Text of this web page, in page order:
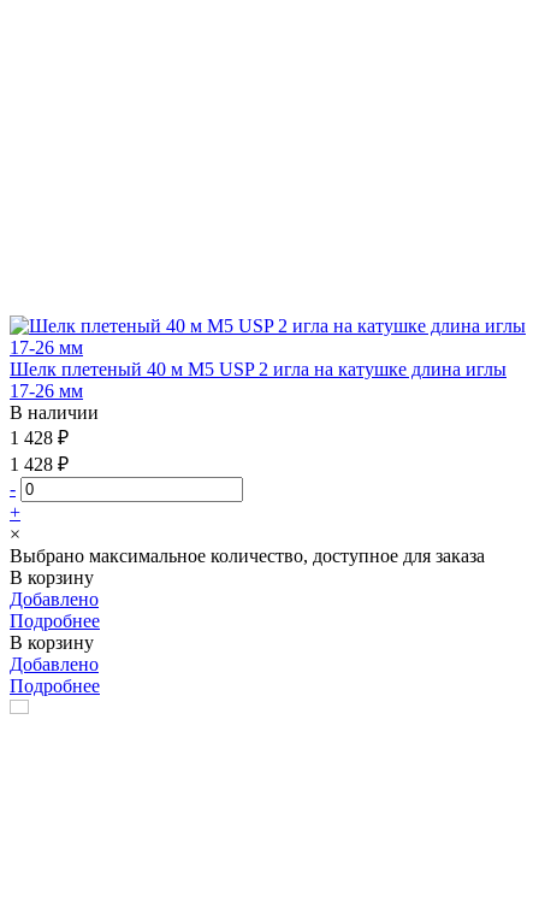
Шелк плетеный 40 м М5 USP 2 игла на катушке длина иглы
17-26 мм
В наличии
1 428 ₽
1 428 ₽
-
+
×
Выбрано максимальное количество, доступное для заказа
В корзину
Добавлено
Подробнее
В корзину
Добавлено
Подробнее